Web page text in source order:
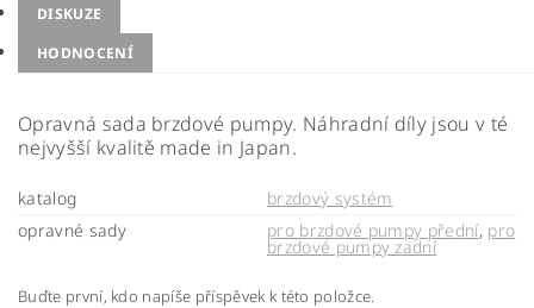
DISKUZE
HODNOCENÍ
Opravná sada brzdové pumpy. Náhradní díly jsou v té
nejvyšší kvalitě made in Japan.
katalog
brzdový systém
opravné sady
pro brzdové pumpy přední, pro
brzdové pumpy zadní
Buďte první, kdo napíše příspěvek k této položce.